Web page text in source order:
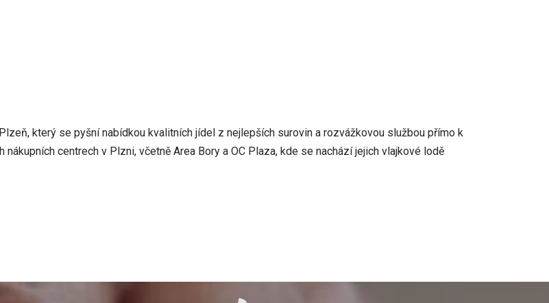
který se pyšní nabídkou kvalitních jídel z nejlepších surovin a rozvážkovou službou přímo k
centrech v Plzni, včetně Area Bory a OC Plaza, kde se nachází jejich vlajkové lodě